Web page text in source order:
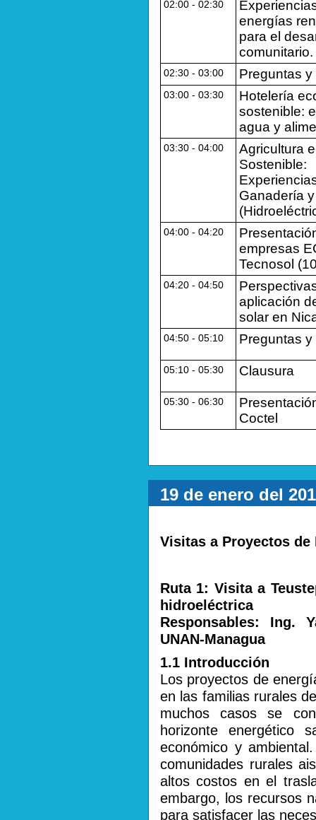
02:00 ‐ 02:30
energías
para el
comunitario.
02:30 ‐ 03:00 Preguntas
03:00 ‐ 03:30
Hotelería
sostenible:
agua y
03:30 ‐ 04:00
Agricultura
Sostenible:
Ganadería
04:00 ‐ 04:20
empresas
Tecnosol
04:20 ‐ 04:50
aplicación
solar en
04:50 ‐ 05:10 Preguntas
05:10 ‐ 05:30 Clausura
05:30 ‐ 06:30
Coctel
19 de enero del
Visitas a Proyectos de
Ruta 1: Visita a
hidroeléctrica
Responsables: Ing.
UNAN-Managua
1.1 Introducción
Los proyectos de
en las familias rurales
muchos casos se
horizonte energético
económico y
comunidades rurales
altos costos en el
embargo, los recursos
para satisfacer las